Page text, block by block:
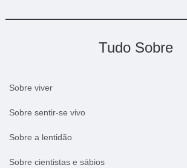
Tudo Sobre
Sobre viver
Sobre sentir-se vivo
Sobre a lentidão
Sobre cientistas e sábios